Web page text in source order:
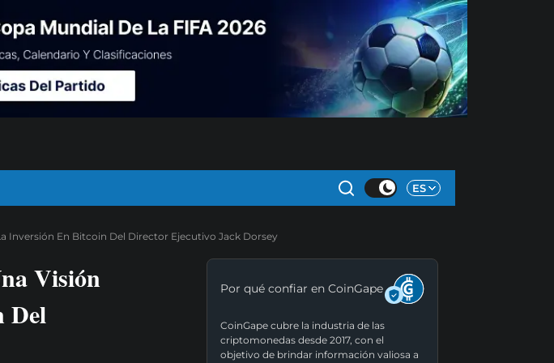
ES
Inversión En Bitcoin Del Director Ejecutivo Jack Dorsey
Visión
Del
Por qué confiar en CoinGape
CoinGape cubre la industria de las
criptomonedas desde 2017, con el
objetivo de brindar información valiosa a